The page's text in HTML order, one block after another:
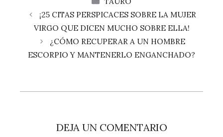
¡25 CITAS PERSPICACES SOBRE LA MUJER
VIRGO QUE DICEN MUCHO SOBRE ELLA!
¿CÓMO RECUPERAR A UN HOMBRE
ESCORPIO Y MANTENERLO ENGANCHADO?
DEJA UN COMENTARIO